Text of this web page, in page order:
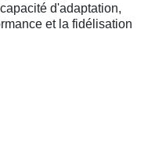
d'adaptation,
et la fidélisation